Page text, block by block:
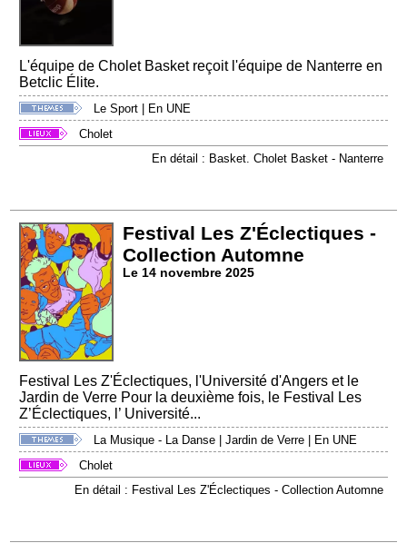
L'équipe de Cholet Basket reçoit l'équipe de Nanterre en
Betclic Élite.
Le Sport
En UNE
Cholet
En détail : Basket. Cholet Basket - Nanterre
Festival Les Z'Éclectiques -
Collection Automne
Le 14 novembre 2025
Festival Les Z'Éclectiques, l'Université d'Angers et le
Jardin de Verre Pour la deuxième fois, le Festival Les
Z’Éclectiques, l’ Université...
La Musique - La Danse |Jardin de Verre
En UNE
Cholet
En détail : Festival Les Z'Éclectiques - Collection Automne